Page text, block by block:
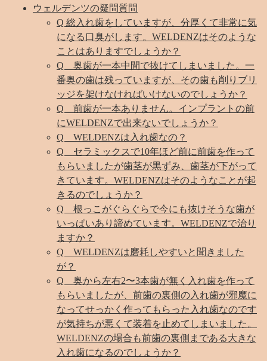
ウェルデンツの疑問質問
Q 総入れ歯をしていますが、分厚くて非常に気
になる口臭がします。WELDENZはそのような
ことはありますでしょうか？
Q 奥歯が一本中間で抜けてしまいました。一
番奥の歯は残っていますが、その歯も削りブリ
ッジを架けなければいけないのでしょうか？
Q 前歯が一本ありません。インプラントの前
にWELDENZで出来ないでしょうか？
Q WELDENZは入れ歯なの？
Q セラミックスで10年ほど前に前歯を作って
もらいましたが歯茎が黒ずみ、歯茎が下がって
きています。WELDENZはそのようなことが起
きるのでしょうか？
Q 根っこがぐらぐらで今にも抜けそうな歯が
いっぱいあり諦めています。WELDENZで治り
ますか？
Q WELDENZは磨耗しやすいと聞きました
が？
Q 奥から左右2〜3本歯が無く入れ歯を作って
もらいましたが、前歯の裏側の入れ歯が邪魔に
なってせっかく作ってもらった入れ歯なのです
が気持ちが悪くて装着を止めてしまいました。
WELDENZの場合も前歯の裏側まである大きな
入れ歯になるのでしょうか？